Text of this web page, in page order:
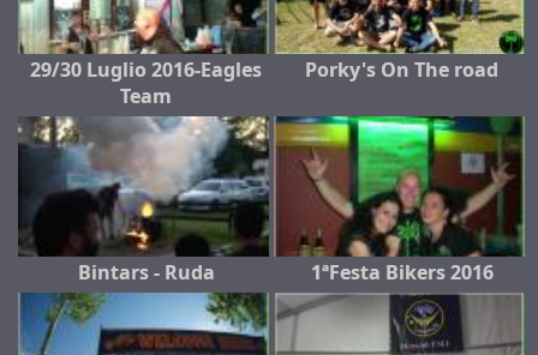
29/30 Luglio 2016-Eagles
Team
Porky's On The road
Bintars - Ruda 1ªFesta Bikers 2016